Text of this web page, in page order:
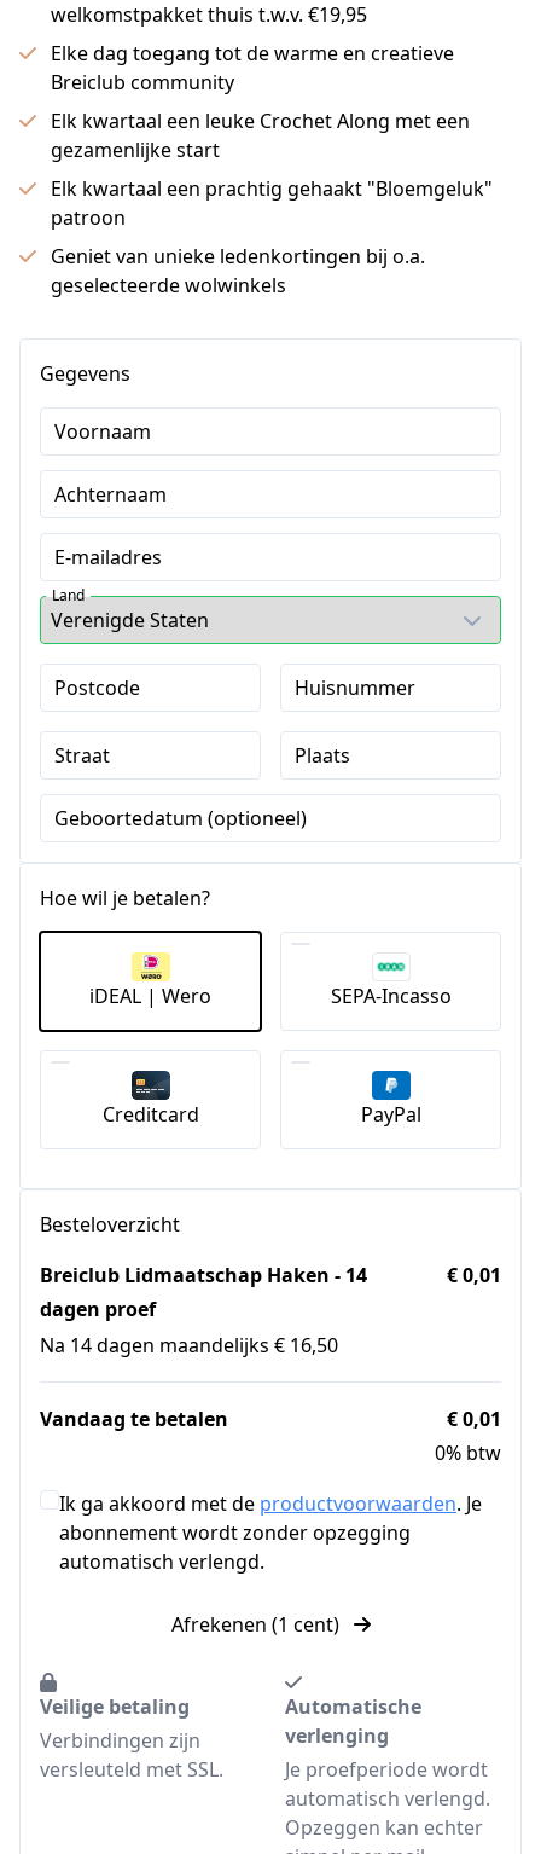
welkomstpakket thuis t.w.v. €19,95
Elke dag toegang tot de warme en creatieve
Breiclub community
Elk kwartaal een leuke Crochet Along met een
gezamenlijke start
Elk kwartaal een prachtig gehaakt "Bloemgeluk"
patroon
Geniet van unieke ledenkortingen bij o.a.
geselecteerde wolwinkels
Gegevens
Voornaam
Achternaam
E-mailadres
Land
Postcode Huisnummer
Straat Plaats
Geboortedatum (optioneel)
Hoe wil je betalen?
iDEAL | Wero SEPA-Incasso
Creditcard PayPal
Besteloverzicht
Breiclub Lidmaatschap Haken - 14
dagen proef
Na 14 dagen maandelijks € 16,50
€ 0,01
Vandaag te betalen
€ 0,01
0% btw
Ik ga akkoord met de productvoorwaarden. Je
abonnement wordt zonder opzegging
automatisch verlengd.
Afrekenen (1 cent)
Veilige betaling
Verbindingen zijn
versleuteld met SSL.
Automatische
verlenging
Je proefperiode wordt
automatisch verlengd.
Opzeggen kan echter